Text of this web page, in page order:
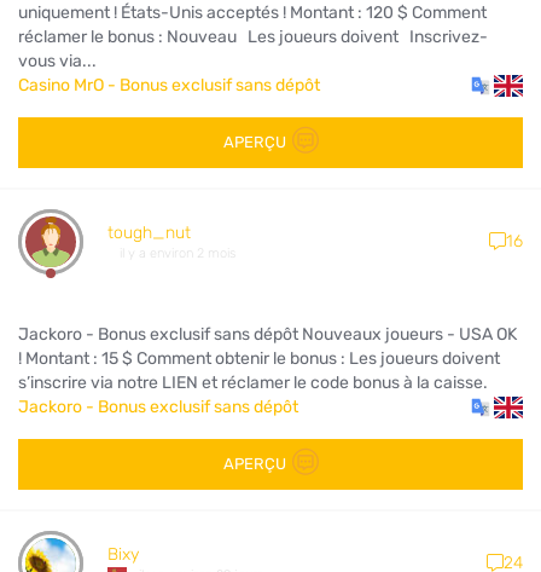
uniquement ! États-Unis acceptés ! Montant : 120 $ Comment
réclamer le bonus : Nouveau Les joueurs doivent Inscrivez-
vous via...
Casino MrO - Bonus exclusif sans dépôt
APERÇU
tough_nut
il y a environ 2 mois
16
Jackoro - Bonus exclusif sans dépôt Nouveaux joueurs - USA OK
! Montant : 15 $ Comment obtenir le bonus : Les joueurs doivent
s’inscrire via notre LIEN et réclamer le code bonus à la caisse.
Jackoro - Bonus exclusif sans dépôt
APERÇU
Bixy 24